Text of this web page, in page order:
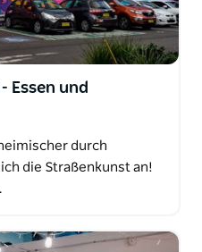
Essen und
durch
die Straßenkunst an!